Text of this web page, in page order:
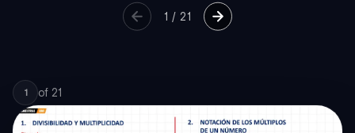
1 / 21
1 of 21